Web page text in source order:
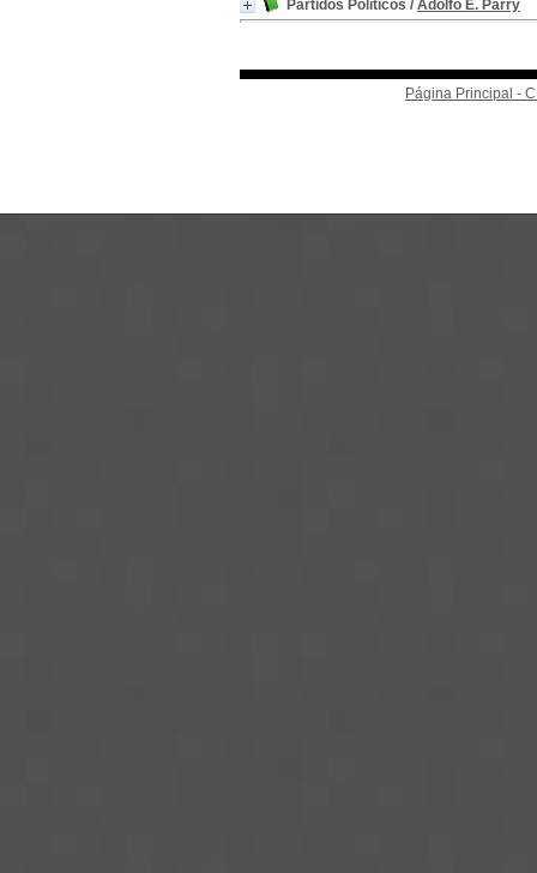
Partidos Políticos / Adolfo E. Parry
Página Principal -